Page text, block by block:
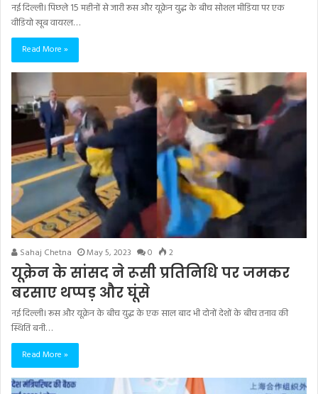
नई दिल्ली। पिछले 15 महीनों से जारी रूस और यूक्रेन युद्ध के बीच सोशल मीडिया पर एक
वीडियो खूब वायरल…
Read More »
Sahaj Chetna May 5, 2023 0 2
यूक्रेन के सांसद ने रूसी प्रतिनिधि पर जमकर
बरसाए थप्पड़ और घूंसे
नई दिल्ली। रूस और यूक्रेन के बीच युद्ध के एक साल बाद भी दोनों देशों के बीच तनाव की
स्थिति बनी…
Read More »